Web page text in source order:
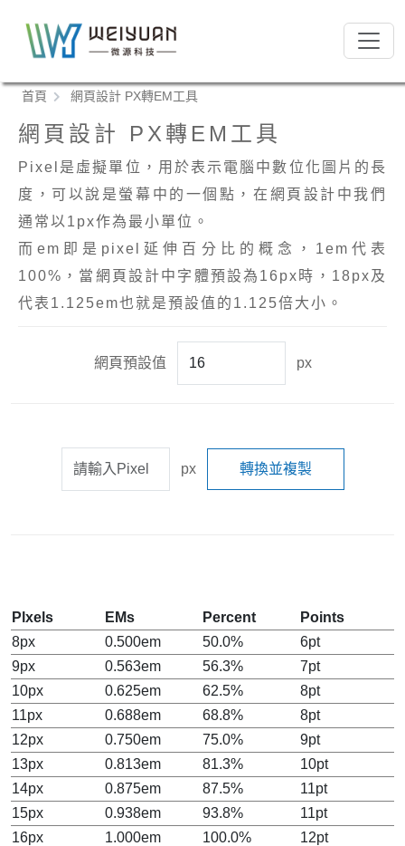
首頁 網頁設計 PX轉EM工具
網頁設計 PX轉EM工具
Pixel是虛擬單位，用於表示電腦中數位化圖片的長
度，可以說是螢幕中的一個點，在網頁設計中我們
通常以1px作為最小單位。
而em即是pixel延伸百分比的概念，1em代表
100%，當網頁設計中字體預設為16px時，18px及
代表1.125em也就是預設值的1.125倍大小。
網頁預設值 px
px 轉換並複製
Plxels EMs Percent
Points
8px
0.500em 50.0%
6pt
9px
0.563em 56.3%
7pt
10px
0.625em 62.5%
8pt
11px
0.688em 68.8%
8pt
12px
0.750em 75.0%
9pt
13px
0.813em 81.3%
10pt
14px
0.875em 87.5%
11pt
15px
0.938em 93.8%
11pt
16px
1.000em 100.0%
12pt